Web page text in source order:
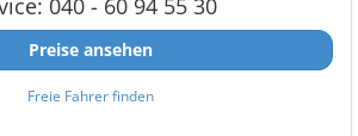
040 - 60 94 55 30
Preise ansehen
Freie Fahrer finden